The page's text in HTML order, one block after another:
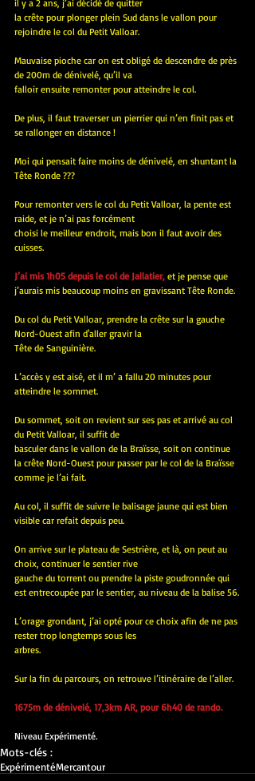
il y a 2 ans, j’ai décidé de quitter
la crête pour plonger plein Sud dans le vallon pour
rejoindre le col du Petit Valloar.
Mauvaise pioche car on est obligé de descendre de près
de 200m de dénivelé, qu’il va
falloir ensuite remonter pour atteindre le col.
De plus, il faut traverser un pierrier qui n’en finit pas et
se rallonger en distance !
Moi qui pensait faire moins de dénivelé, en shuntant la
Tête Ronde ???
Pour remonter vers le col du Petit Valloar, la pente est
raide, et je n’ai pas forcément
choisi le meilleur endroit, mais bon il faut avoir des
cuisses.
J’ai mis 1h05 depuis le col de Jallatier, et je pense que
j’aurais mis beaucoup moins en gravissant Tête Ronde.
Du col du Petit Valloar, prendre la crête sur la gauche
Nord-Ouest afin d'aller gravir la
Tête de Sanguinière.
L’accès y est aisé, et il m’ a fallu 20 minutes pour
atteindre le sommet.
Du sommet, soit on revient sur ses pas et arrivé au col
du Petit Valloar, il suffit de
basculer dans le vallon de la Braïsse, soit on continue
la crête Nord-Ouest pour passer par le col de la Braïsse
comme je l’ai fait.
Au col, il suffit de suivre le balisage jaune qui est bien
visible car refait depuis peu.
On arrive sur le plateau de Sestrière, et là, on peut au
choix, continuer le sentier rive
gauche du torrent ou prendre la piste goudronnée qui
est entrecoupée par le sentier, au niveau de la balise 56.
L’orage grondant, j’ai opté pour ce choix afin de ne pas
rester trop longtemps sous les
arbres.
Sur la fin du parcours, on retrouve l’itinéraire de l’aller.
1675m de dénivelé, 17,3km AR, pour 6h40 de rando.
Niveau Expérimenté.
Mots-clés :
ExpérimentéMercantour